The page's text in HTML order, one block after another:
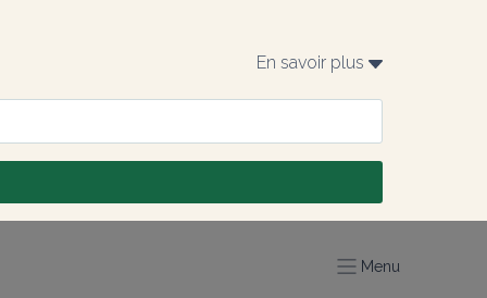
En savoir plus
Menu